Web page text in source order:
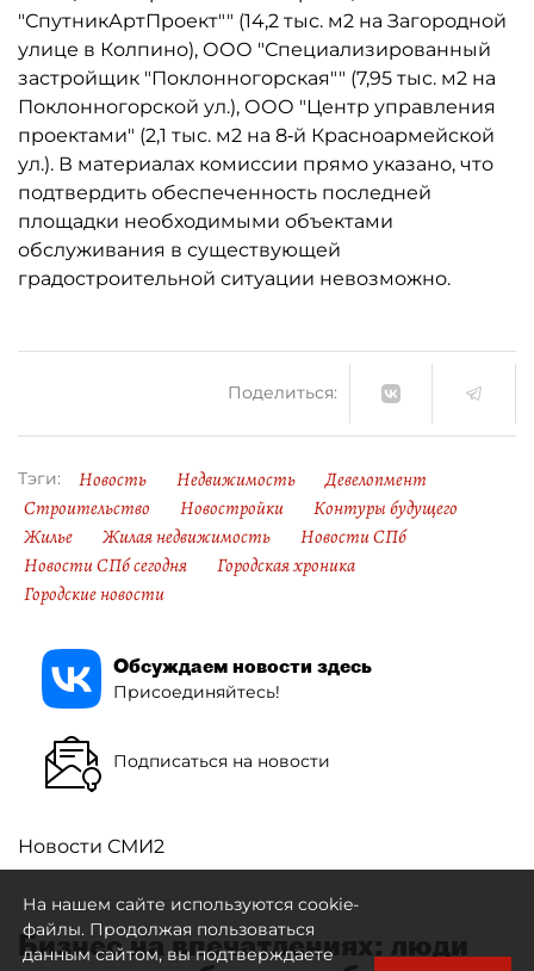
"СпутникАртПроект"" (14,2 тыс. м2 на Загородной
улице в Колпино), ООО "Специализированный
застройщик "Поклонногорская"" (7,95 тыс. м2 на
Поклонногорской ул.), ООО "Центр управления
проектами" (2,1 тыс. м2 на 8‑й Красноармейской
ул.). В материалах комиссии прямо указано, что
подтвердить обеспеченность последней
площадки необходимыми объектами
обслуживания в существующей
градостроительной ситуации невозможно.
Поделиться:
Тэги: Новость Недвижимость
Девелопмент
Строительство
Новостройки
Контуры будущего
Жилье
Жилая недвижимость
Новости СПб
Новости СПб сегодня
Городская хроника
Городские новости
Обсуждаем новости здесь
Присоединяйтесь!
Подписаться на новости
Новости СМИ2
Бизнес на впечатлениях: люди
На нашем сайте используются cookie-
файлы. Продолжая пользоваться
данным сайтом, вы подтверждаете